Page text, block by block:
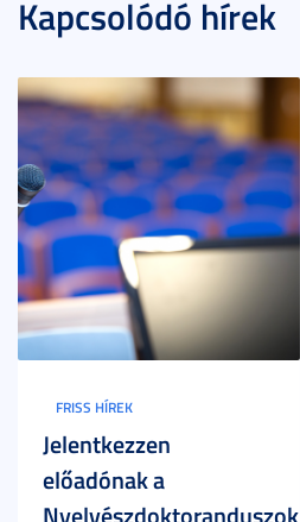
Kapcsolódó hírek
FRISS HÍREK
Jelentkezzen
előadónak a
Nyelvészdoktoranduszok